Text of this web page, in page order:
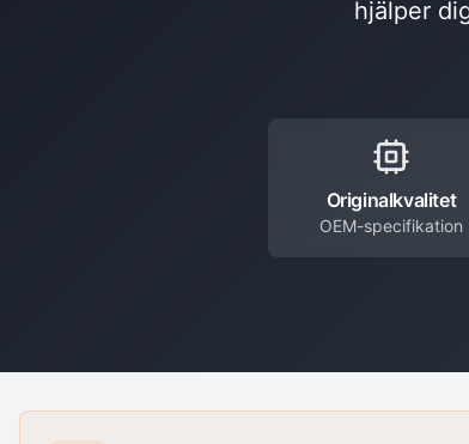
hjälper
Originalkvalitet
OEM-specifikation